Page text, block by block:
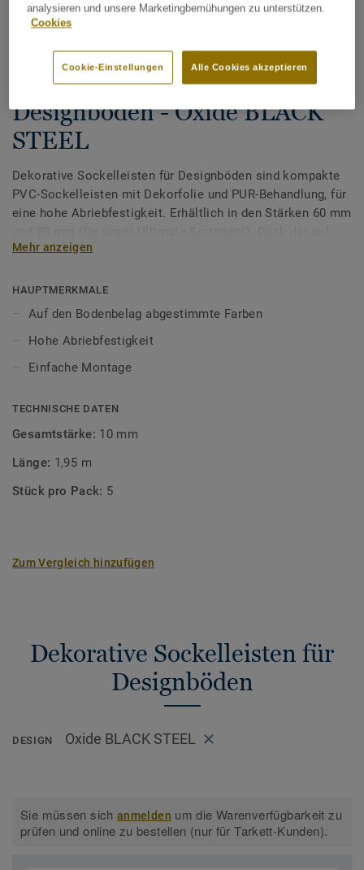
Alle Designs anzeigen (200)
Dekorative Sockelleisten für
Designböden - Oxide BLACK
STEEL
Dekorative Sockelleisten für Designböden sind kompakte
PVC-Sockelleisten mit Dekorfolie und PUR-Behandlung, für
eine hohe Abriebfestigkeit. Erhältlich in den Stärken 60 mm
unsere Designböden abgestimmten Farben sorgen Sie für
Mehr anzeigen
HAUPTMERKMALE
Auf den Bodenbelag abgestimmte Farben
Hohe Abriebfestigkeit
Einfache Montage
TECHNISCHE DATEN
Gesamtstärke: 10 mm
Länge: 1,95 m
Stück pro Pack: 5
Zum Vergleich hinzufügen
Dekorative Sockelleisten für
Designböden
DESIGN Oxide BLACK STEEL
Sie müssen sichanmelden um die Warenverfügbarkeit zu
prüfen und online zu bestellen (nur für Tarkett-Kunden).
analysieren und unsere Marketingbemühungen zu unterstützen.
Cookies
Alle Cookies akzeptieren
Cookie-Einstellungen